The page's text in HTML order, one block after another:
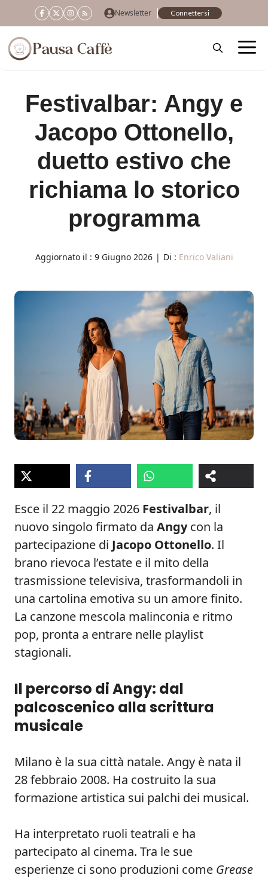
al
contenuto
Newsletter Connettersi
Festivalbar: Angy e
Jacopo Ottonello,
duetto estivo che
richiama lo storico
programma
Aggiornato il : 9 Giugno 2026 | Di : Enrico Valiani
Esce il 22 maggio 2026 Festivalbar, il
nuovo singolo firmato da Angycon la
partecipazione di Jacopo Ottonello. Il
brano rievoca l’estate e il mito della
trasmissione televisiva, trasformandoli in
una cartolina emotiva su un amore finito.
La canzone mescola malinconia e ritmo
pop, pronta a entrare nelle playlist
stagionali.
Il percorso di Angy: dal
palcoscenico alla scrittura
musicale
Milano è la sua città natale. Angy è nata il
28 febbraio 2008. Ha costruito la sua
formazione artistica sui palchi dei musical.
Ha interpretato ruoli teatrali e ha
partecipato al cinema. Tra le sue
esperienze ci sono produzioni come Grease